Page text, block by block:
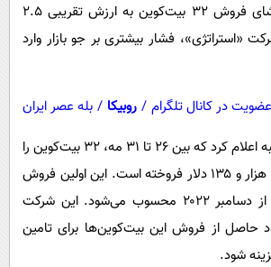
حیات وحش
تحلیلگران گفتند: افشای فروش ۳۲ بیت‌کوین به ارزش تقریبی ۲.۵
«استراتژی»، فشار بیشتری بر جو بازار وارد
عضویت در کانال تلگرام / روبیکا / بله عصر ایران
«استراتژی» روز دوشنبه اعلام کرد که بین ۲۶ تا ۳۱ مه، ۳۲ بیت‌کوین را
به قیمت میانگین ۷۷ هزار و ۱۳۵ دلار فروخته است. این اولین فروش
بیت‌کوین این شرکت از دسامبر ۲۰۲۲ محسوب می‌شود. این شرکت
حاصل از فروش این بیت‌کوین‌ها برای تامین
شود.